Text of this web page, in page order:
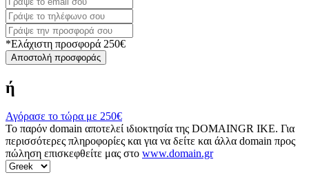
*Ελάχιστη προσφορά 250€
Αποστολή προσφοράς
ή
Αγόρασε το τώρα με 250€
Το παρόν domain αποτελεί ιδιοκτησία της DOMAINGR ΙΚΕ. Για
περισσότερες πληροφορίες και για να δείτε και άλλα domain προς
πώληση επισκεφθείτε μας στο www.domain.gr